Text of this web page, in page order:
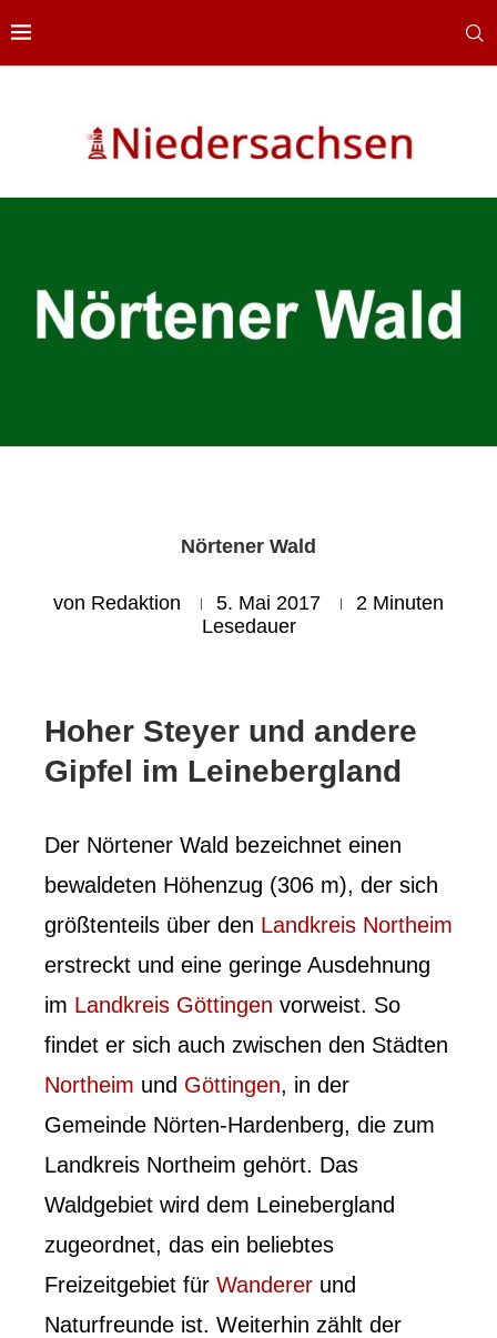
Nörtener Wald
von Redaktion 5. Mai 2017
2 Minuten
Lesedauer
Hoher Steyer und andere
Gipfel im Leinebergland
Der Nörtener Wald bezeichnet einen
bewaldeten Höhenzug (306 m), der sich
größtenteils über den Landkreis Northeim
erstreckt und eine geringe Ausdehnung
im Landkreis Göttingen vorweist. So
findet er sich auch zwischen den Städten
Northeim und Göttingen, in der
Gemeinde Nörten-Hardenberg, die zum
Landkreis Northeim gehört. Das
Waldgebiet wird dem Leinebergland
zugeordnet, das ein beliebtes
Freizeitgebiet für Wanderer und
Naturfreunde ist. Weiterhin zählt der